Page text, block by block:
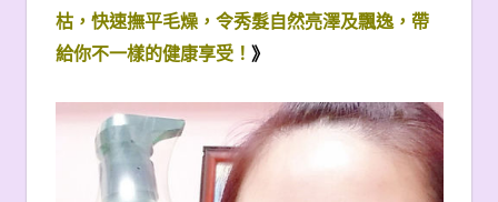
枯，快速撫平毛燥，令秀髮自然亮澤及飄逸，帶
給你不一樣的健康享受！ 》